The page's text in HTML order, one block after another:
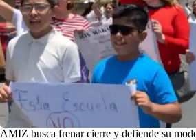
AMIZ busca frenar cierre y defiende su